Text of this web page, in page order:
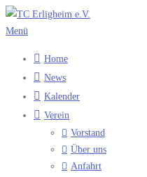
Zum
Inhalt
Menü
Home
News
Kalender
Verein
Vorstand
Über uns
Anfahrt